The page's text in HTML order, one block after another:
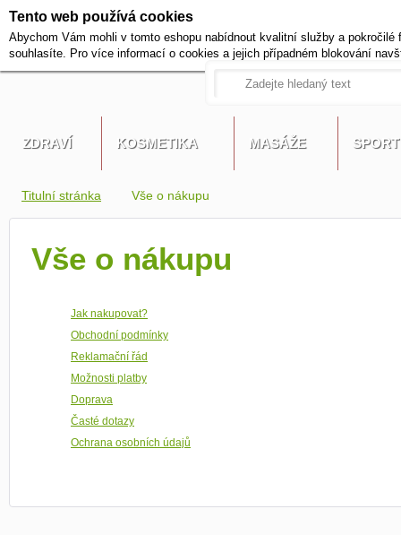
Titulní stránka Vše o nákupu
Vše o nákupu
Jak nakupovat?
Obchodní podmínky
Reklamační řád
Možnosti platby
Doprava
Časté dotazy
Ochrana osobních údajů
Pracovní dny od 9 do 17
ZDRAVÍ KOSMETIKA MASÁŽE SPORT
Tento web používá cookies
Abychom Vám mohli v tomto eshopu nabídnout kvalitní služby a
souhlasíte. Pro více informací o cookies a jejich případném blokování